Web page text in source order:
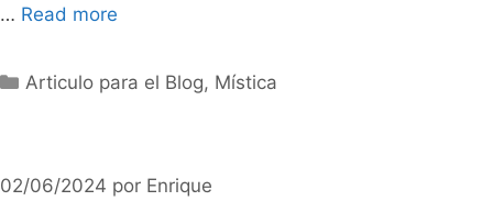
… Read more
Categorías
Articulo para el Blog, Mística
02/06/2024 por Enrique